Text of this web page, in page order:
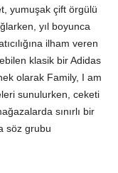
yumuşak çift örgülü
yıl boyunca
ilham veren
klasik bir Adidas
olarak Family, I am
sunulurken, ceketi
sınırlı bir
söz grubu